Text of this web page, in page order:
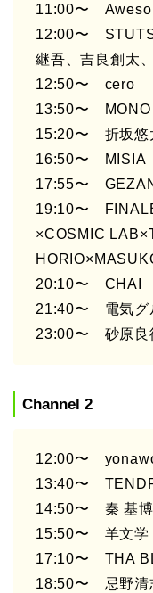
11:00〜
12:00〜 STUTS
継吾、吉良創太
12:50〜 cero
13:50〜 MONO
15:20〜 折坂悠
16:50〜 MISIA
17:55〜
19:10〜
×COSMIC
20:10〜 CHAI
21:40〜 電気グ
23:00〜 砂原良
Channel 2
12:00〜
13:40〜
14:50〜 秦 基博
15:50〜 羊文学
17:10〜 THA
18:50〜 忌野清